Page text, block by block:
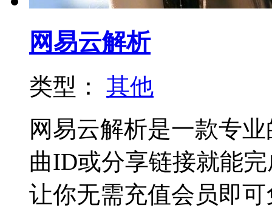
网易云解析
类型： 其他
网易云解析是一款专
曲ID或分享链接就能
让你无需充值会员即